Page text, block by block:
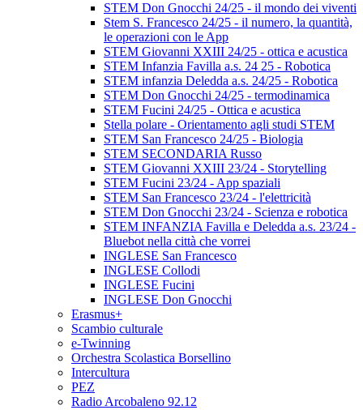
STEM Don Gnocchi 24/25 - il mondo dei viventi
Stem S. Francesco 24/25 - il numero, la quantità,
le operazioni con le App
STEM Giovanni XXIII 24/25 - ottica e acustica
STEM Infanzia Favilla a.s. 24 25 - Robotica
STEM infanzia Deledda a.s. 24/25 - Robotica
STEM Don Gnocchi 24/25 - termodinamica
STEM Fucini 24/25 - Ottica e acustica
Stella polare - Orientamento agli studi STEM
STEM San Francesco 24/25 - Biologia
STEM SECONDARIA Russo
STEM Giovanni XXIII 23/24 - Storytelling
STEM Fucini 23/24 - App spaziali
STEM San Francesco 23/24 - l'elettricità
STEM Don Gnocchi 23/24 - Scienza e robotica
STEM INFANZIA Favilla e Deledda a.s. 23/24 -
Bluebot nella città che vorrei
INGLESE San Francesco
INGLESE Collodi
INGLESE Fucini
INGLESE Don Gnocchi
Erasmus+
Scambio culturale
e-Twinning
Orchestra Scolastica Borsellino
Intercultura
PEZ
Radio Arcobaleno 92.12